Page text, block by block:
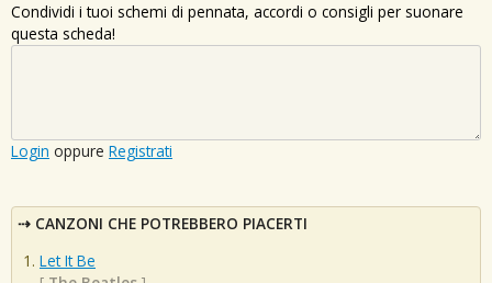
Condividi i tuoi schemi di pennata, accordi o consigli per suonare
questa scheda!
Login oppure Registrati
CANZONI CHE POTREBBERO PIACERTI
Let It Be